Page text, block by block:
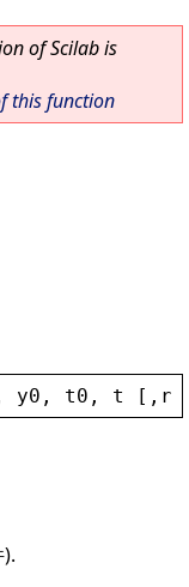
of Scilab is
this function
y0 , t0 , t [,